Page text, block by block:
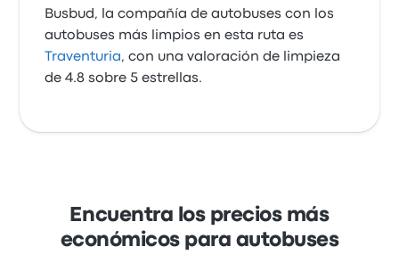
Busbud, la compañía de autobuses con los
autobuses más limpios en esta ruta es
Traventuria, con una valoración de limpieza
de 4.8 sobre 5 estrellas.
Encuentra los precios más
económicos para autobuses